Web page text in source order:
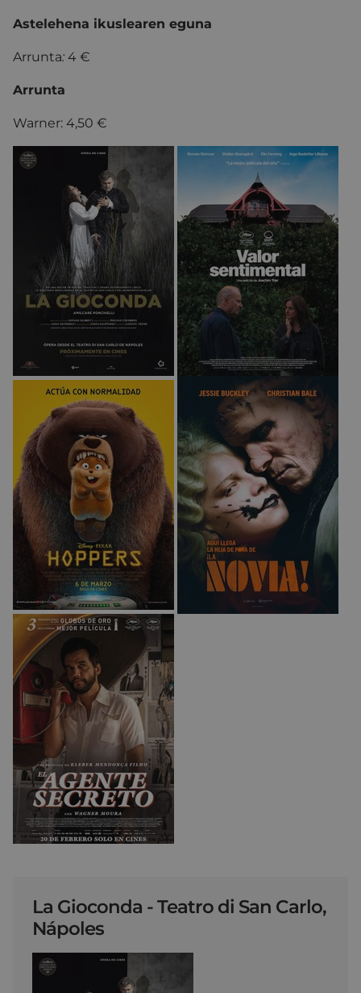
Astelehena ikuslearen eguna
Arrunta: 4 €
Arrunta
Warner: 4,50 €
La Gioconda - Teatro di San Carlo,
Nápoles